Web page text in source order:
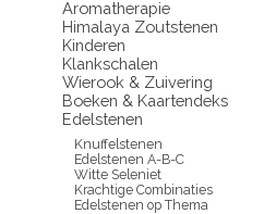
Aromatherapie
Himalaya Zoutstenen
Kinderen
Klankschalen
Wierook & Zuivering
Boeken & Kaartendeks
Edelstenen
Knuffelstenen
Edelstenen A-B-C
Witte Seleniet
Krachtige Combinaties
Edelstenen op Thema